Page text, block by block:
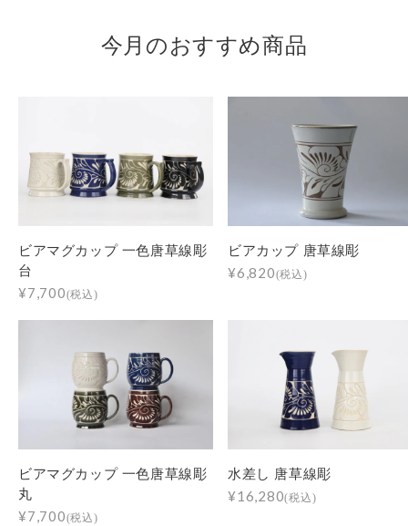
今月のおすすめ商品
ビアマグカップ 一色唐草線彫
台
¥7,700(税込)
ビアマグカップ 一色唐草線彫
丸
¥7,700(税込)
ビアカップ 唐草線彫
¥6,820(税込)
水差し 唐草線彫
¥16,280(税込)